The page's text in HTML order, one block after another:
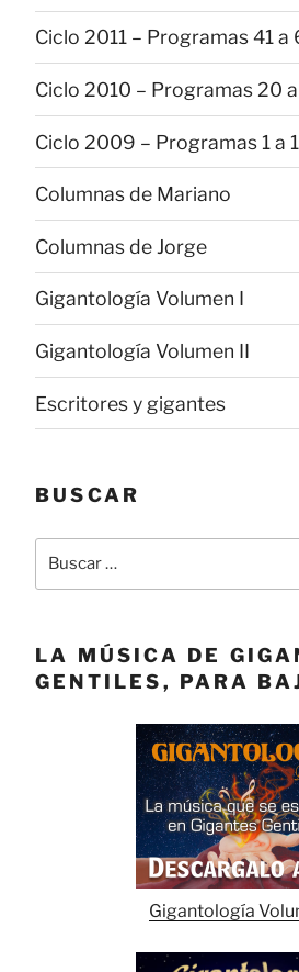
Ciclo 2011 – Programas 41 a
Ciclo 2010 – Programas 20
Ciclo 2009 – Programas 1 a
Columnas de Mariano
Columnas de Jorge
Gigantología Volumen I
Gigantología Volumen II
Escritores y gigantes
BUSCAR
Buscar
LA MÚSICA DE
GENTILES, PARA
Gigantología